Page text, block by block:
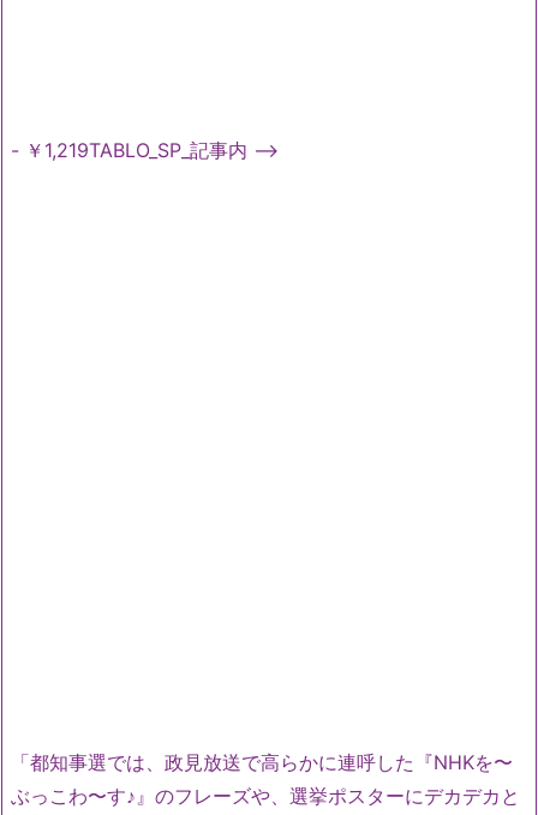
- ￥1,219TABLO_SP_記事内 -->
「都知事選では、政見放送で高らかに連呼した『NHKを〜
ぶっこわ〜す♪』のフレーズや、選挙ポスターにデカデカと